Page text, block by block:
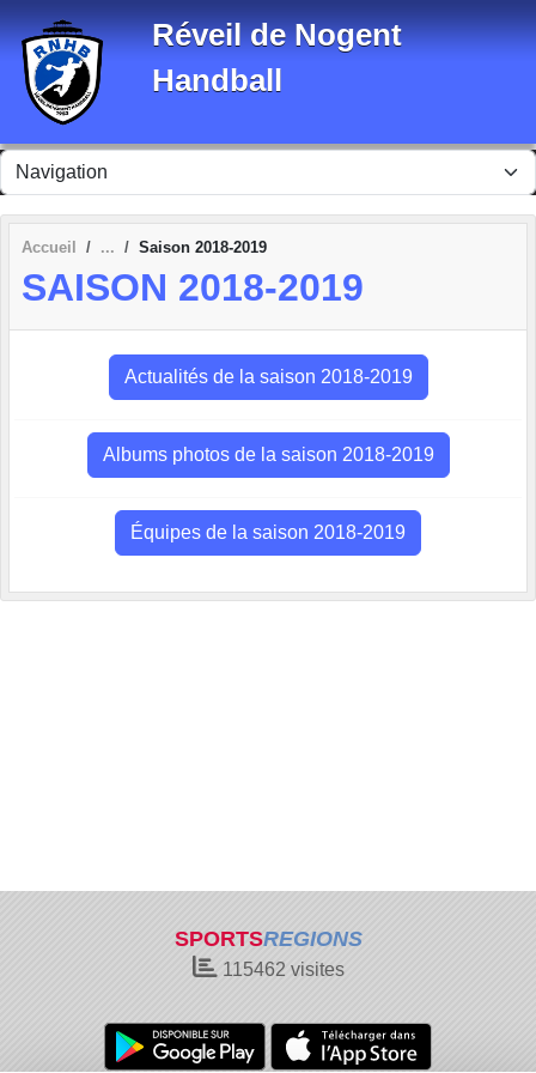
Réveil de Nogent
Handball
Accueil Saison 2018-2019
SAISON 2018-2019
Actualités de la saison 2018-2019
Albums photos de la saison 2018-2019
Équipes de la saison 2018-2019
SPORTSREGIONS
115462 visites